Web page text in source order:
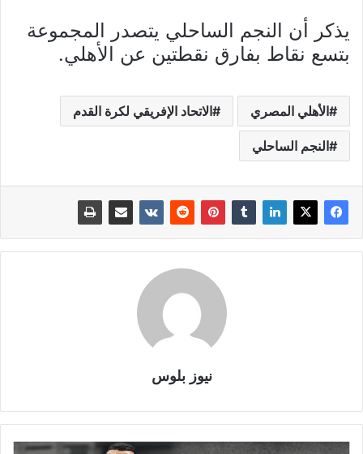
يذكر أن النجم الساحلي يتصدر المجموعة
بتسع نقاط بفارق نقطتين عن الأهلي.
الأهلي المصري الاتحاد الإفريقي لكرة القدم
النجم الساحلي
نيوز بلوس